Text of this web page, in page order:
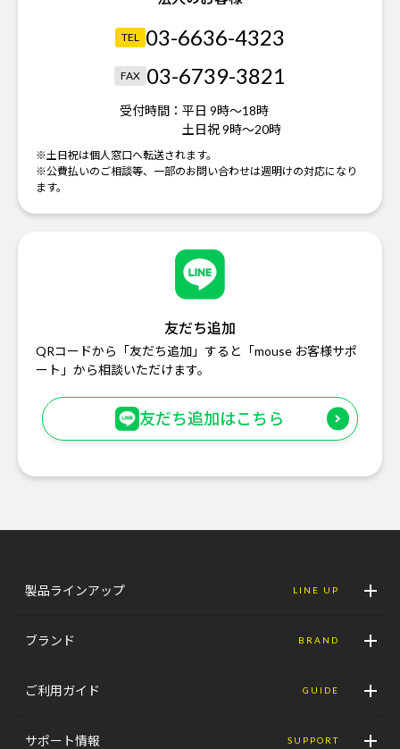
TEL 03-6636-4323
FAX 03-6739-3821
受付時間： 平日 9時～18時
土日祝 9時～20時
※土日祝は個人窓口へ転送されます。
※公費払いのご相談等、一部のお問い合わせは週明けの対応になり
ます。
友だち追加
QRコードから「友だち追加」すると「mouse お客様サポ
ート」から相談いただけます。
友だち追加はこちら
製品ラインアップ LINE UP
ブランド BRAND
ご利用ガイド GUIDE
サポート情報 SUPPORT